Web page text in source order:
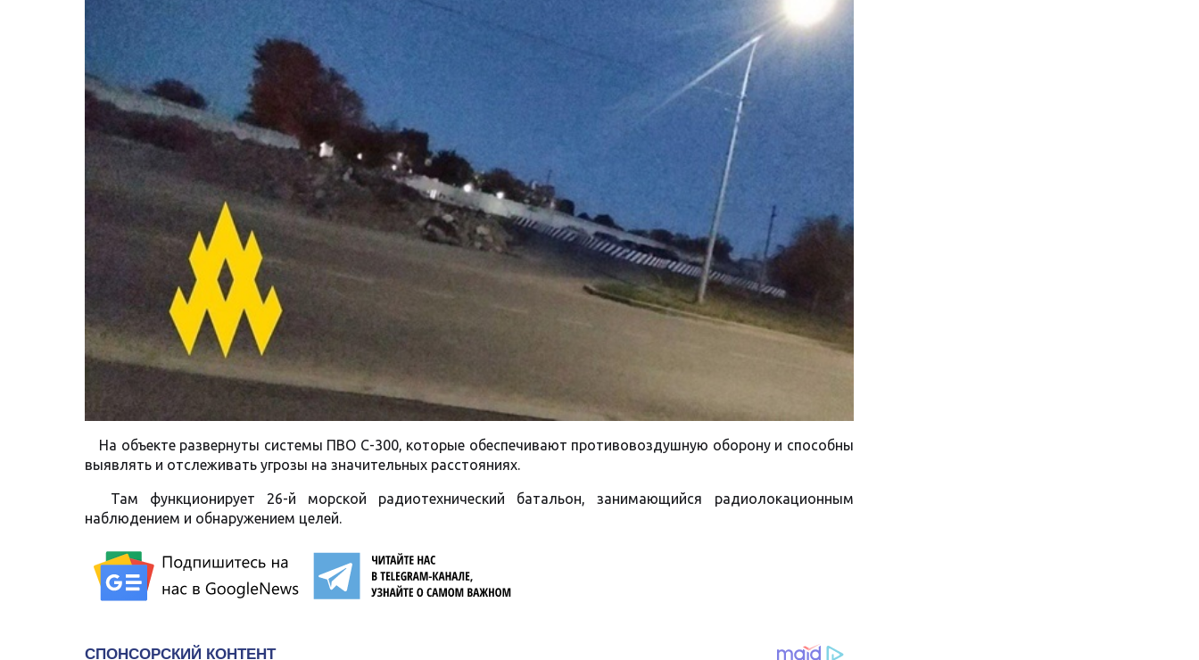
На объекте развернуты системы ПВО С-300, которые обеспечивают противовоздушную оборону и способны
выявлять и отслеживать угрозы на значительных расстояниях.
Там функционирует 26-й морской радиотехнический батальон, занимающийся радиолокационным
наблюдением и обнаружением целей.